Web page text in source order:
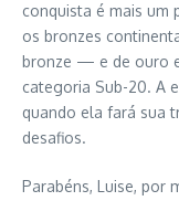
conquista é mais um
os bronzes
bronze — e de ouro
categoria Sub-20. A
quando ela fará sua
desafios.
Parabéns, Luise, por